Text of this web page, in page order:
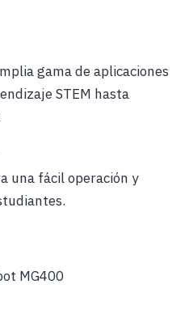
gama de aplicaciones
STEM hasta
una fácil operación y
MG400